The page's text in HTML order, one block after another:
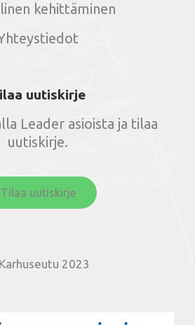
kehittäminen
uutiskirje
Leader asioista ja tilaa
uutiskirje.
Tilaa uutiskirje
2023